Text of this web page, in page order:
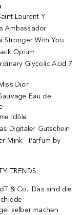
Laurent Y
Ambassador
Stronger With You
Opium
Glycolic Acid 7
Dior
Eau de
Idôle
Digitaler Gutschein
Mink - Parfum by
TRENDS
& Co.: Das sind die
selber machen